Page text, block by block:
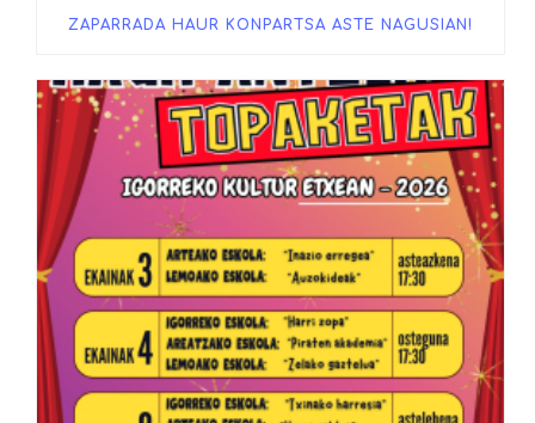
ZAPARRADA HAUR KONPARTSA ASTE NAGUSIAN!